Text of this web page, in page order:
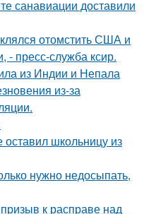
санавиации доставили
отомстить США и
- пресс-служба ксир.
из Индии и Непала
из-за
школьницу из
нужно недосыпать,
к расправе над